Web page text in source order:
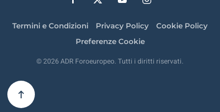
Termini e Condizioni Privacy Policy
Cookie Policy
Preferenze Cookie
©2026ADR Foroeuropeo. Tutti i diritti riservati.